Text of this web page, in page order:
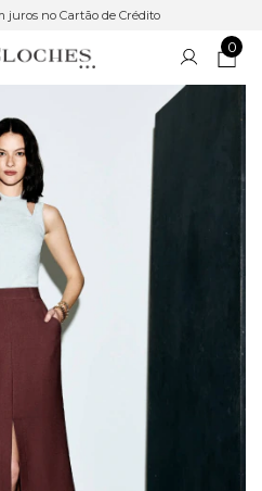
juros no Cartão de Crédito
0